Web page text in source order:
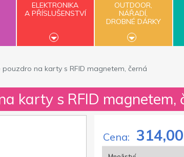
ELEKTRONIKA
A PŘÍSLUŠENSTVÍ
OUTDOOR,
NÁŘADÍ,
DROBNÉ DÁRKY
pouzdro na karty s RFID magnetem, černá
karty s RFID magnetem,
Cena: